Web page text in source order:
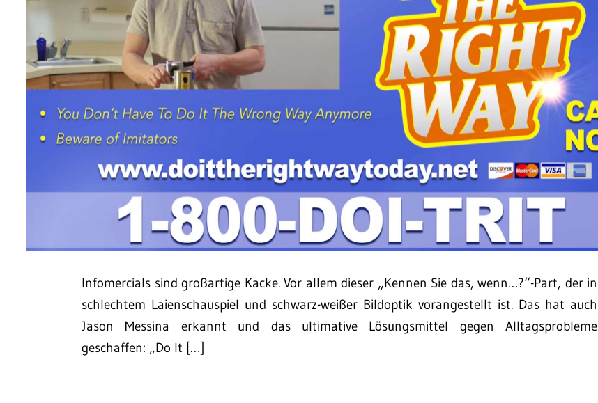
Infomercials sind großartige Kacke. Vor allem dieser „Kennen Sie das, wenn…?“-Part, der in
schlechtem Laienschauspiel und schwarz-weißer Bildoptik vorangestellt ist. Das hat auch
Jason Messina erkannt und das ultimative Lösungsmittel gegen Alltagsprobleme
geschaffen: „Do It […]